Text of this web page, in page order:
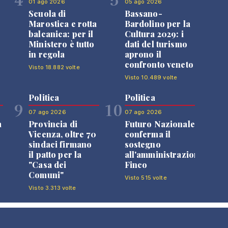
01 ago 2026
Scuola di
Marostica e rotta
balcanica: per il
Ministero è tutto
in regola
Visto 18.882 volte
05 ago 2026
Bassano-
Bardolino per la
Cultura 2029: i
dati del turismo
aprono il
confronto veneto
Visto 10.489 volte
9
Politica
07 ago 2026
Provincia di
Vicenza, oltre 70
sindaci firmano
il patto per la
"Casa dei
Comuni"
Visto 3.313 volte
10
Politica
07 ago 2026
Futuro Nazionale
conferma il
sostegno
all'amministrazione
Finco
Visto 515 volte